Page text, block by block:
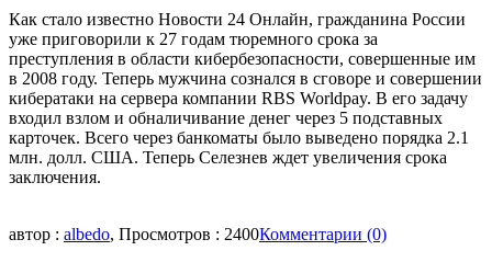
Как стало известно Новости 24 Онлайн, гражданина России
уже приговорили к 27 годам тюремного срока за
преступления в области кибербезопасности, совершенные им
в 2008 году. Теперь мужчина сознался в сговоре и совершении
кибератаки на сервера компании RBS Worldpay. В его задачу
входил взлом и обналичивание денег через 5 подставных
карточек. Всего через банкоматы было выведено порядка 2.1
млн. долл. США. Теперь Селезнев ждет увеличения срока
заключения.
автор : albedo, Просмотров : 2400Комментарии (0)